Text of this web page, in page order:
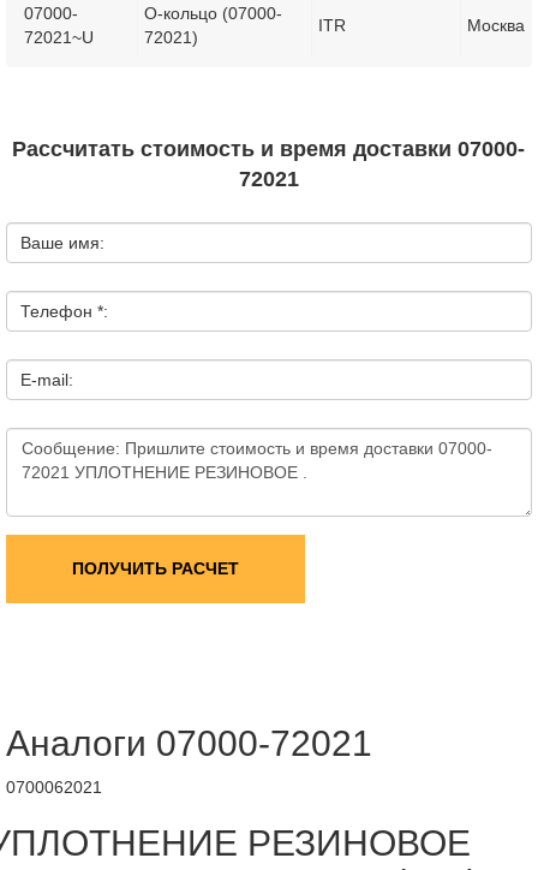
07000-
72021~U
О-кольцо (07000-
72021)
ITR Москва
Рассчитать стоимость и время доставки 07000-
72021
Ваше имя:
Телефон *:
E-mail:
ПОЛУЧИТЬ РАСЧЕТ
Аналоги 07000-72021
0700062021
РЕЗИНОВОЕ